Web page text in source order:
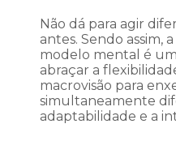
Não dá para agir
antes. Sendo assim,
modelo mental é
abraçar a
macrovisão para
simultaneamente
adaptabilidade e a